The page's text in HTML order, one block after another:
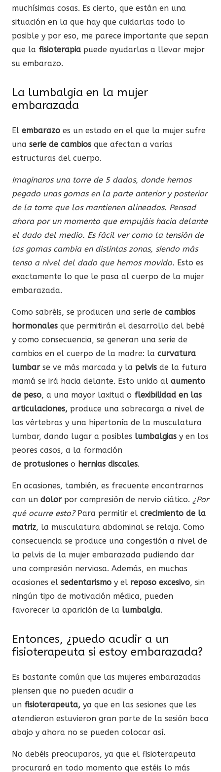
muchísimas cosas. Es cierto, que están en una
situación en la que hay que cuidarlas todo lo
posible y por eso, me parece importante que sepan
que la fisioterapia puede ayudarlas a llevar mejor
su embarazo.
La lumbalgia en la mujer
embarazada
El embarazo es un estado en el que la mujer sufre
una serie de cambios que afectan a varias
estructuras del cuerpo.
Imaginaros una torre de 5 dados, donde hemos
pegado unas gomas en la parte anterior y posterior
de la torre que los mantienen alineados. Pensad
ahora por un momento que empujáis hacia delante
el dado del medio. Es fácil ver como la tensión de
las gomas cambia en distintas zonas, siendo más
tenso a nivel del dado que hemos movido. Esto es
exactamente lo que le pasa al cuerpo de la mujer
embarazada.
Como sabréis, se producen una serie de cambios
hormonales que permitirán el desarrollo del bebé
y como consecuencia, se generan una serie de
cambios en el cuerpo de la madre: la curvatura
lumbarse ve más marcada y la pelvis de la futura
mamá se irá hacia delante. Esto unido al aumento
de peso, a una mayor laxitud o flexibilidad en las
articulaciones, produce una sobrecarga a nivel de
las vértebras y una hipertonía de la musculatura
lumbar, dando lugar a posibles lumbalgias y en los
peores casos, a la formación
de protusiones o hernias discales.
En ocasiones, también, es frecuente encontrarnos
con un dolorpor compresión de nervio ciático. ¿Por
qué ocurre esto?Para permitir el crecimiento de la
matriz, la musculatura abdominal se relaja. Como
consecuencia se produce una congestión a nivel de
la pelvis de la mujer embarazada pudiendo dar
una compresión nerviosa. Además, en muchas
ocasiones el sedentarismo y el reposo excesivo, sin
ningún tipo de motivación médica, pueden
favorecer la aparición de la lumbalgia.
Entonces, ¿puedo acudir a un
fisioterapeuta si estoy embarazada?
Es bastante común que las mujeres embarazadas
piensen que no pueden acudir a
un fisioterapeuta, ya que en las sesiones que les
atendieron estuvieron gran parte de la sesión boca
abajo y ahora no se pueden colocar así.
No debéis preocuparos, ya que el fisioterapeuta
procurará en todo momento que estéis lo más